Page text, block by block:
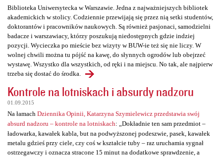
Biblioteka Uniwersytecka w Warszawie. Jedna z najważniejszych bibliotek
akademickich w stolicy. Codziennie przewijają się przez nią setki studentów,
doktorantów i pracowników naukowych. Są również pasjonaci, samodzielni
badacze i warszawiacy, którzy poszukują niedostępnych gdzie indziej
pozycji. Wycieczka po mieście bez wizyty w BUW-ie też się nie liczy. W
wolnej chwili można tu pójść na kawę, do słynnych ogrodów lub obejrzeć
wystawę. Wszystko dla wszystkich, od ręki i na miejscu. No tak, ale najpierw
trzeba się dostać do środka.
Kontrole na lotniskach i absurdy nadzoru
01.09.2015
Na łamach Dziennika Opinii, Katarzyna Szymielewicz przedstawia swój
absurd nadzoru – kontrole na lotniskach: „Dokładnie ten sam przedmiot –
ładowarka, kawałek kabla, but na podwyższonej podeszwie, pasek, kawałek
metalu gdzieś przy ciele, czy coś w kształcie tuby – raz uruchamia sygnał
ostrzegawczy i oznacza stracone 15 minut na dodatkowe sprawdzenie, a